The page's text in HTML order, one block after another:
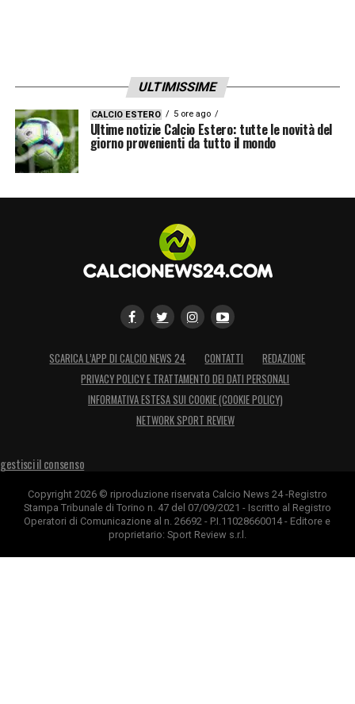
ULTIMISSIME
CALCIO ESTERO 5 ore ago
Ultime notizie Calcio Estero: tutte le novità del
giorno provenienti da tutto il mondo
SCARICA L’APP DI CALCIO NEWS 24 CONTATTI
REDAZIONE
PRIVACY POLICY E TRATTAMENTO DEI DATI PERSONALI
INFORMATIVA ESTESA SUI COOKIE (COOKIE POLICY)
NETWORK SPORT REVIEW
gestisci il consenso
Copyright 2026 © riproduzione riservata Calcio News 24 -Registro
Stampa Tribunale di Torino n. 47 del 07/09/2021 - Iscritto al Registro
Operatori di Comunicazione al n. 26692 - P.I.11028660014 - Editore e
proprietario: Sport Review s.r.l.